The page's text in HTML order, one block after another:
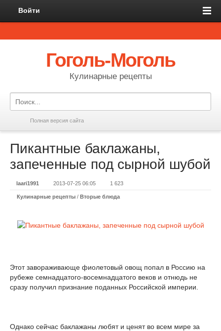
Войти
Гоголь-Моголь
Кулинарные рецепты
Полная версия сайта
Пикантные баклажаны,
запеченные под сырной шубой
laari1991 2013-07-25 06:05 1 623
Кулинарные рецепты / Вторые блюда
Этот завораживающе фиолетовый овощ попал в Россию на
рубеже семнадцатого-восемнадцатого веков и отнюдь не
сразу получил признание поданных Российской империи.
Однако сейчас баклажаны любят и ценят во всем мире за